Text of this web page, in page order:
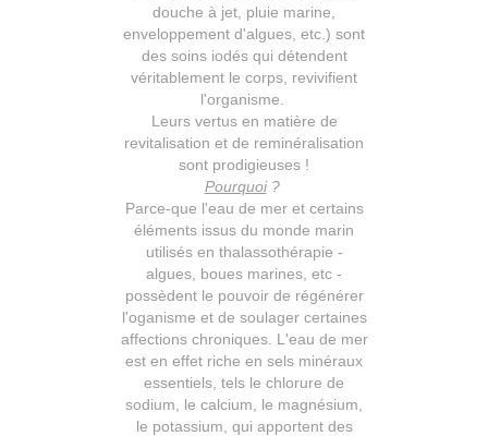
douche à jet, pluie marine,
enveloppement d'algues, etc.) sont
des soins iodés qui détendent
véritablement le corps, revivifient
l'organisme.
Leurs vertus en matière de
revitalisation et de reminéralisation
sont prodigieuses !
Pourquoi?
Parce-que l'eau de mer et certains
éléments issus du monde marin
utilisés en thalassothérapie -
algues, boues marines, etc -
possèdent le pouvoir de régénérer
l'oganisme et de soulager certaines
affections chroniques. L'eau de mer
est en effet riche en sels minéraux
essentiels, tels le chlorure de
sodium, le calcium, le magnésium,
le potassium, qui apportent des